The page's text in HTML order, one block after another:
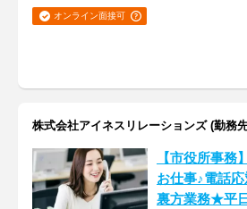
オンライン面接可
株式会社アイネスリレーションズ (勤務
【市役所事務
お仕事♪電話
裏方業務★平